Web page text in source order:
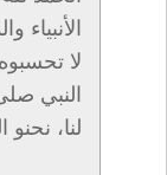
الأنبياء
لا
النبي
لنا، نحنو